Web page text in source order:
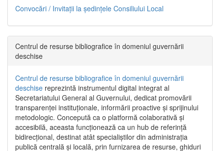
Convocări / Invitaţii la şedinţele Consiliului Local
Centrul de resurse bibliografice în domeniul guvernării
deschise
Centrul de resurse bibliografice în domeniul guvernării
deschise reprezintă instrumentul digital integrat al
Secretariatului General al Guvernului, dedicat promovării
transparenței instituționale, informării proactive și sprijinului
metodologic. Concepută ca o platformă colaborativă și
accesibilă, aceasta funcționează ca un hub de referință
bidirecțional, destinat atât specialiștilor din administrația
publică centrală și locală, prin furnizarea de resurse, ghiduri